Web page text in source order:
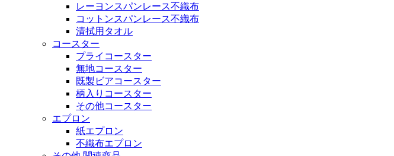
レーヨンスパンレース不織布
コットンスパンレース不織布
清拭用タオル
コースター
プライコースター
無地コースター
既製ビアコースター
柄入りコースター
その他コースター
エプロン
紙エプロン
不織布エプロン